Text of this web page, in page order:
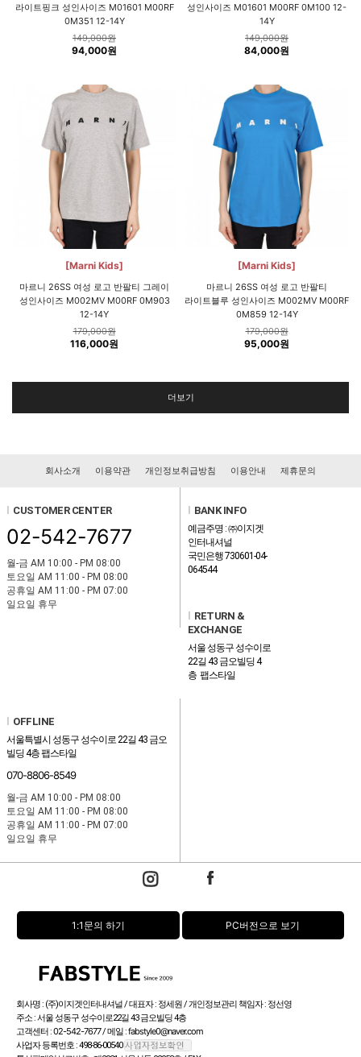
라이트핑크 성인사이즈 M01601 M00RF
0M351 12-14Y
149,000원
94,000원
성인사이즈 M01601 M00RF 0M100 12-
14Y
149,000원
84,000원
[Marni Kids]
마르니 26SS 여성 로고 반팔티 그레이
성인사이즈 M002MV M00RF 0M903
12-14Y
179,000원
116,000원
[Marni Kids]
마르니 26SS 여성 로고 반팔티
라이트블루 성인사이즈 M002MV M00RF
0M859 12-14Y
179,000원
95,000원
더보기
회사소개 이용약관 개인정보취급방침 이용안내 제휴문의
l CUSTOMER CENTER
02-542-7677
월-금 AM 10:00 - PM 08:00
토요일 AM 11:00 - PM 08:00
공휴일 AM 11:00 - PM 07:00
일요일 휴무
l BANK INFO
예금주명 : ㈜이지겟
인터내셔널
국민은행 730601-04-
064544
l RETURN &
EXCHANGE
서울 성동구 성수이로
22길 43 금오빌딩 4
층 팹스타일
l OFFLINE
서울특별시 성동구 성수이로 22길 43 금오
빌딩 4층 팹스타일
070-8806-8549
월-금 AM 10:00 - PM 08:00
토요일 AM 11:00 - PM 08:00
공휴일 AM 11:00 - PM 07:00
일요일 휴무
1:1문의 하기 PC버전으로 보기
회사명 : (주)이지겟인터내셔널 / 대표자 : 정세원 / 개인정보관리 책임자 : 정선영
주소 : 서울 성동구 성수이로22길 43 금오빌딩 4층
고객센터 :02-542-7677/ 메일 :fabstyle0@naver.com
사업자 등록번호 : 498-86-00540